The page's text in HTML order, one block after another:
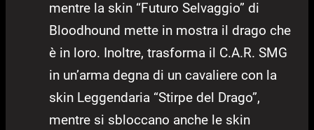
mentre la skin “Futuro Selvaggio” di
Bloodhound mette in mostra il drago che
è in loro. Inoltre, trasforma il C.A.R. SMG
in un’arma degna di un cavaliere con la
skin Leggendaria “Stirpe del Drago”,
mentre si sbloccano anche le skin